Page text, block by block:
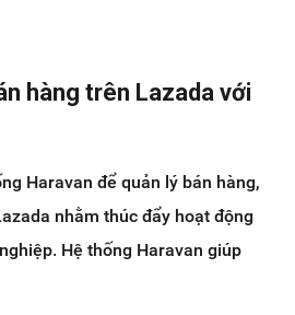
hàng trên Lazada với
Haravan để quản lý bán hàng,
nhằm thúc đẩy hoạt động
Hệ thống Haravan giúp